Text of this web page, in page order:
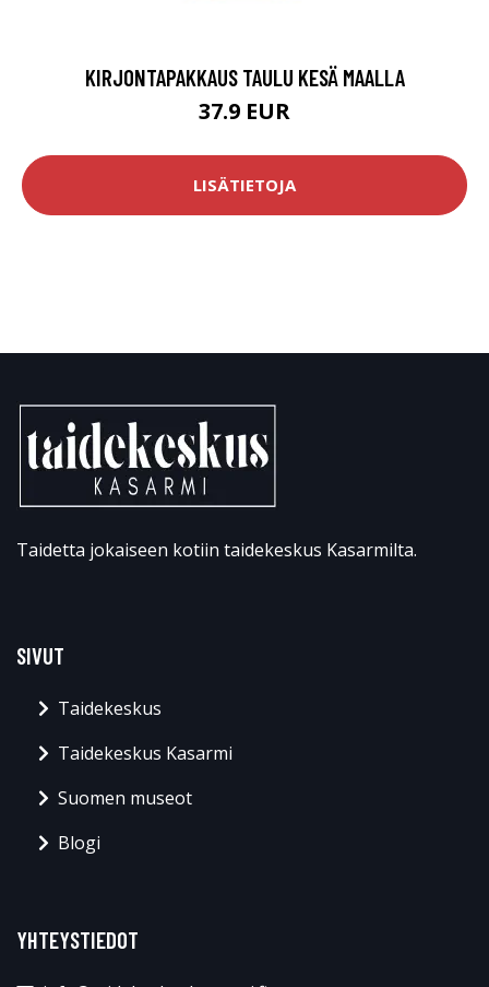
KIRJONTAPAKKAUS TAULU KESÄ MAALLA
37.9 EUR
LISÄTIETOJA
Taidetta jokaiseen kotiin taidekeskus Kasarmilta.
SIVUT
Taidekeskus
Taidekeskus Kasarmi
Suomen museot
Blogi
YHTEYSTIEDOT